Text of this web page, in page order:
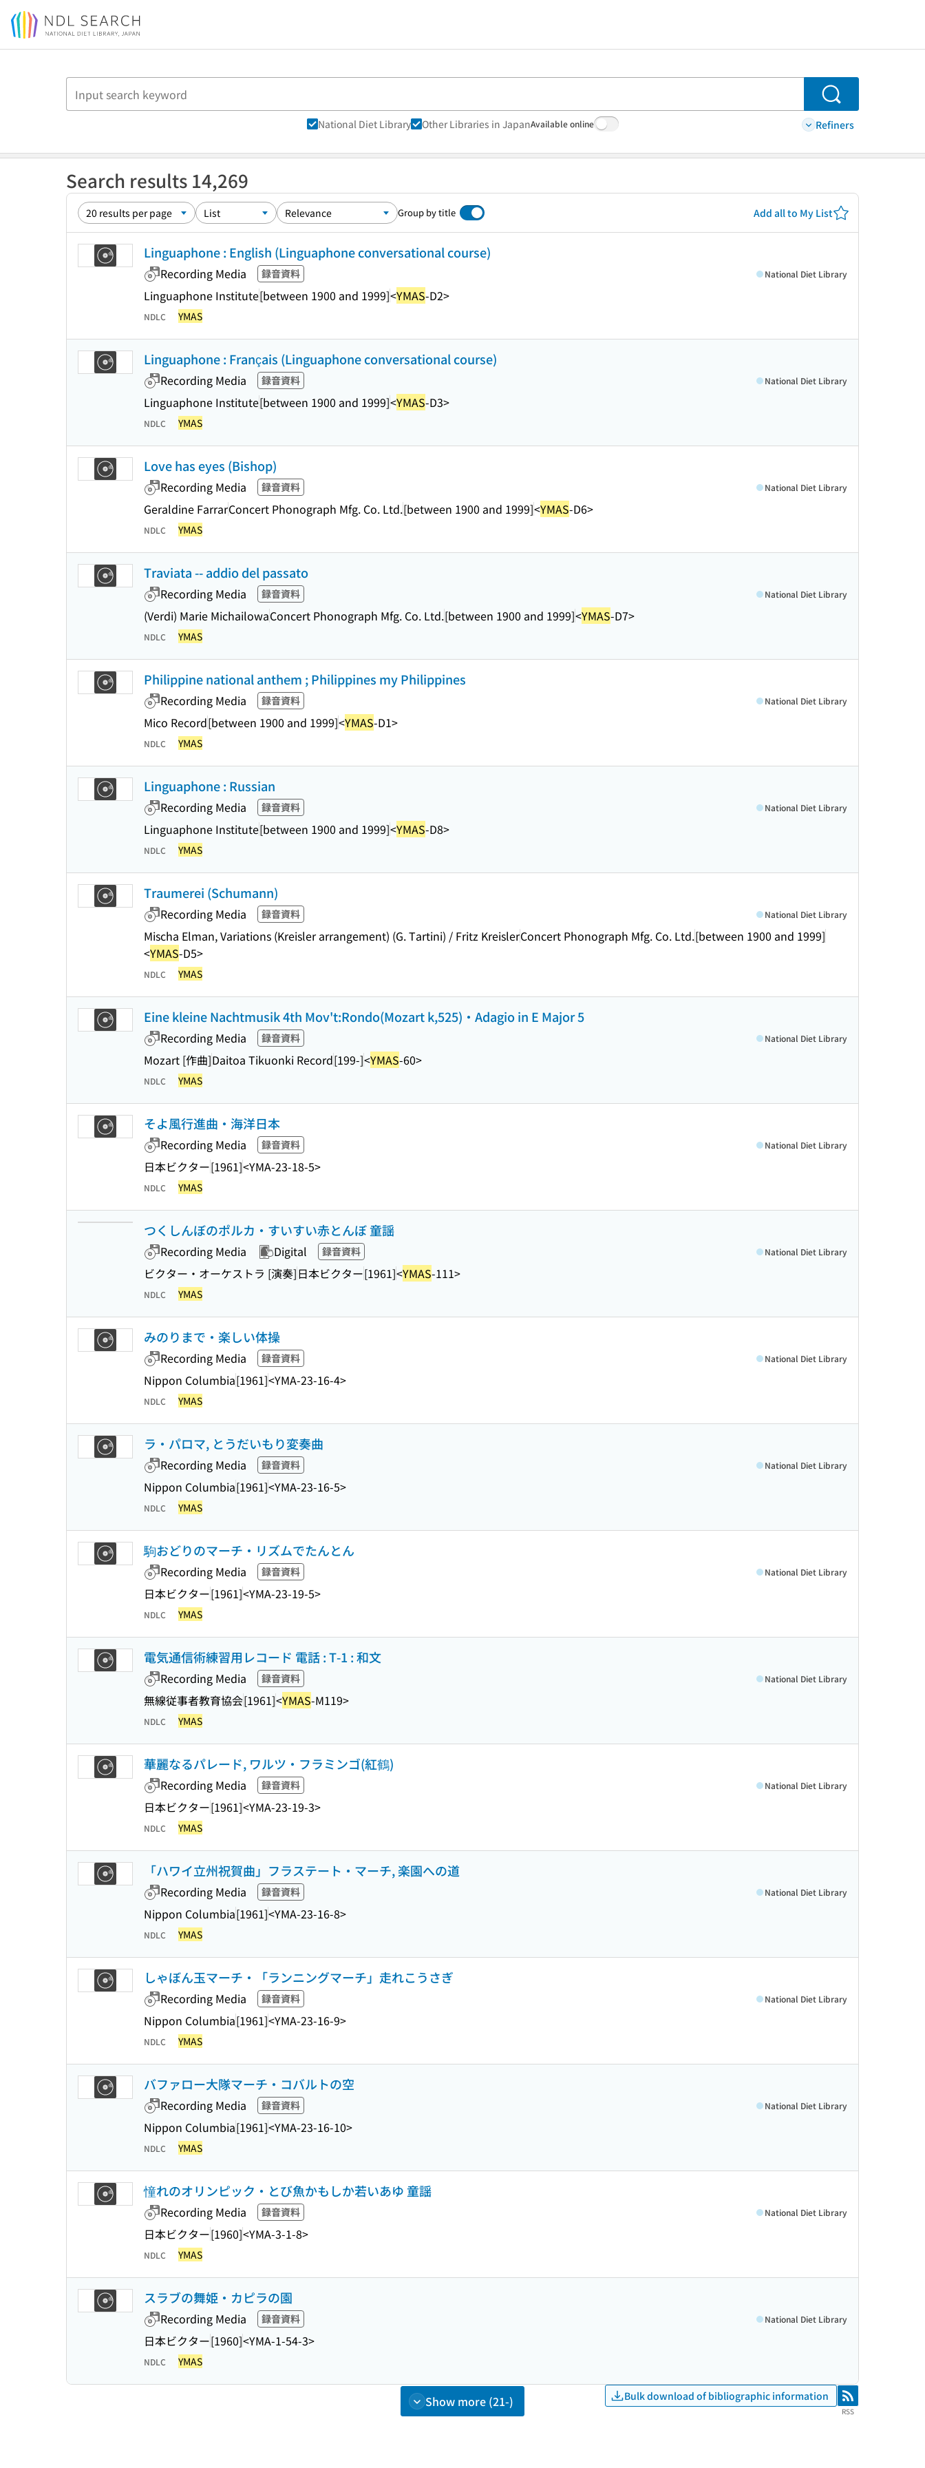
Jump to main content
Search
National Diet Library Other Libraries in JapanAvailable online Refiners
Search results 14,269
Group by title Add all to My List
Linguaphone : English (Linguaphone conversational course)
Recording Media 録音資料
Linguaphone Institute[between 1900 and 1999]<YMAS-D2>
National Diet Library
NDLC YMAS
Linguaphone : Français (Linguaphone conversational course)
Recording Media 録音資料
Linguaphone Institute[between 1900 and 1999]<YMAS-D3>
National Diet Library
NDLC YMAS
Love has eyes (Bishop)
Recording Media 録音資料
Geraldine FarrarConcert Phonograph Mfg. Co. Ltd.[between 1900 and 1999]<YMAS-D6>
National Diet Library
NDLC YMAS
Traviata -- addio del passato
Recording Media 録音資料
(Verdi) Marie MichailowaConcert Phonograph Mfg. Co. Ltd.[between 1900 and 1999]<YMAS-D7>
National Diet Library
NDLC YMAS
Philippine national anthem ; Philippines my Philippines
Recording Media 録音資料
Mico Record[between 1900 and 1999]<YMAS-D1>
National Diet Library
NDLC YMAS
Linguaphone : Russian
Recording Media 録音資料
Linguaphone Institute[between 1900 and 1999]<YMAS-D8>
National Diet Library
NDLC YMAS
Traumerei (Schumann)
Recording Media 録音資料
Mischa Elman, Variations (Kreisler arrangement) (G. Tartini) / Fritz KreislerConcert Phonograph Mfg. Co. Ltd.[between 1900 and 1999]
<YMAS-D5>
National Diet Library
NDLC YMAS
Eine kleine Nachtmusik 4th Mov't:Rondo(Mozart k,525)・Adagio in E Major 5
Recording Media 録音資料
Mozart [作曲]Daitoa Tikuonki Record[199-]<YMAS-60>
National Diet Library
NDLC YMAS
そよ風行進曲・海洋日本
Recording Media 録音資料
日本ビクター[1961]<YMA-23-18-5>
National Diet Library
NDLC YMAS
つくしんぼのポルカ・すいすい赤とんぼ 童謡
Recording Media Digital 録音資料
ビクター・オーケストラ [演奏]日本ビクター[1961]<YMAS-111>
National Diet Library
NDLC YMAS
みのりまで・楽しい体操
Recording Media 録音資料
Nippon Columbia[1961]<YMA-23-16-4>
National Diet Library
NDLC YMAS
ラ・パロマ, とうだいもり変奏曲
Recording Media 録音資料
Nippon Columbia[1961]<YMA-23-16-5>
National Diet Library
NDLC YMAS
駒おどりのマーチ・リズムでたんとん
Recording Media 録音資料
日本ビクター[1961]<YMA-23-19-5>
National Diet Library
NDLC YMAS
電気通信術練習用レコード 電話 : T-1 : 和文
Recording Media 録音資料
無線従事者教育協会[1961]<YMAS-M119>
National Diet Library
NDLC YMAS
華麗なるパレード, ワルツ・フラミンゴ(紅鶴)
Recording Media 録音資料
日本ビクター[1961]<YMA-23-19-3>
National Diet Library
NDLC YMAS
「ハワイ立州祝賀曲」フラステート・マーチ, 楽園への道
Recording Media 録音資料
Nippon Columbia[1961]<YMA-23-16-8>
National Diet Library
NDLC YMAS
しゃぼん玉マーチ・「ランニングマーチ」走れこうさぎ
Recording Media 録音資料
Nippon Columbia[1961]<YMA-23-16-9>
National Diet Library
NDLC YMAS
バファロー大隊マーチ・コバルトの空
Recording Media 録音資料
Nippon Columbia[1961]<YMA-23-16-10>
National Diet Library
NDLC YMAS
憧れのオリンピック・とび魚かもしか若いあゆ 童謡
Recording Media 録音資料
日本ビクター[1960]<YMA-3-1-8>
National Diet Library
NDLC YMAS
スラブの舞姫・カピラの園
Recording Media 録音資料
日本ビクター[1960]<YMA-1-54-3>
National Diet Library
NDLC YMAS
Show more (21-) Bulk download of bibliographic information RSS
RSS